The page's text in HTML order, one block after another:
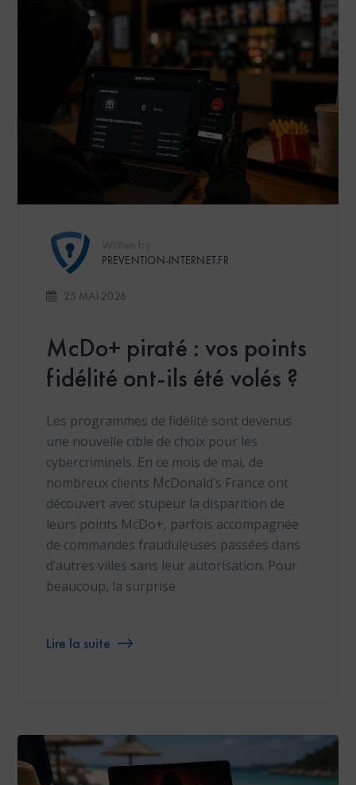
PREVENTION-INTERNET.FR
25 MAI 2026
McDo+ piraté : vos points
fidélité ont-ils été volés ?
Les programmes de fidélité sont devenus
une nouvelle cible de choix pour les
cybercriminels. En ce mois de mai, de
nombreux clients McDonald’s France ont
découvert avec stupeur la disparition de
leurs points McDo+, parfois accompagnée
de commandes frauduleuses passées dans
d’autres villes sans leur autorisation. Pour
beaucoup, la surprise
Lire la suite